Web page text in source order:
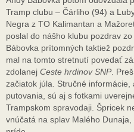
Tramp clubu – Čárliho (94) a
Negra z TO Kalimantan a
poslal do nášho klubu pozdrav zo
Bábovka prítomných taktiež
mal na tomto stretnutí povedať
zdolanej Ceste hrdinov SNP.
začiatok júla. Stručné
putovania, sú aj s fotkami
Trampskom spravodaji. Špricek
vnúčatá na splav Malého